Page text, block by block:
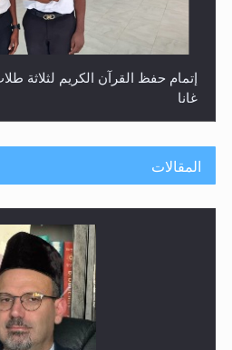
إتمام حفظ القرآن الكريم لثلاثة
غانا
حفل توزيع الشهادات في الجامعة
المقالات